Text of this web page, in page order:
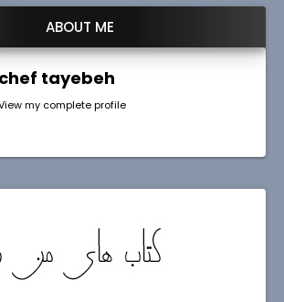
ABOUT ME
chef tayebeh
my complete profile